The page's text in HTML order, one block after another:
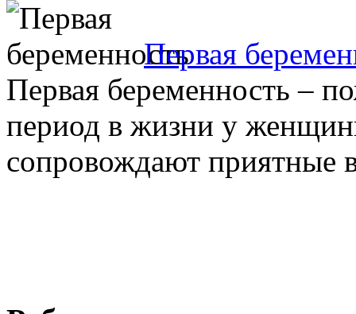
Первая
Первая беременность –
период в жизни у
сопровождают приятные